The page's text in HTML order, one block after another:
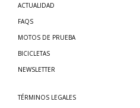
ACTUALIDAD
FAQS
MOTOS DE PRUEBA
BICICLETAS
NEWSLETTER
TÉRMINOS LEGALES